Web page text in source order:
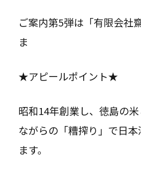
ご案内第5弾は「有限会社
ま
★アピールポイント★
昭和14年創業し、徳島の
ながらの「糟搾り」で日
ます。